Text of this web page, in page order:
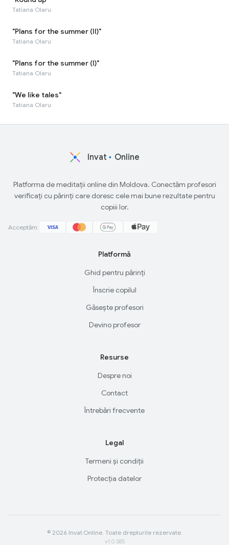
Tatiana Olaru
"Plans for the summer (II)"
Tatiana Olaru
"Plans for the summer (I)"
Tatiana Olaru
"We like tales"
Tatiana Olaru
Invat Online
Platforma de meditații online din Moldova. Conectăm profesori
verificați cu părinți care doresc cele mai bune rezultate pentru
copiii lor.
Acceptăm:
Platformă
Ghid pentru părinți
Înscrie copilul
Găsește profesori
Devino profesor
Resurse
Despre noi
Contact
Întrebări frecvente
Legal
Termeni și condiții
Protecția datelor
© 2026 Invat.Online. Toate drepturile rezervate.
v1.0.585